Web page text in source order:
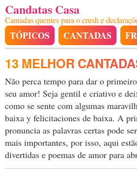
Candatas Casa
Cantadas quentes para o crush e
TÓPICOS CANTADAS
13 MELHOR
Não perca tempo para dar o
seu amor! Seja gentil e criativo e
como se sente com algumas
baixa y felicitaciones de baixa. A
pronuncia as palavras certas pode
mais importantes, por isso, aqui
divertidas e poemas de amor para